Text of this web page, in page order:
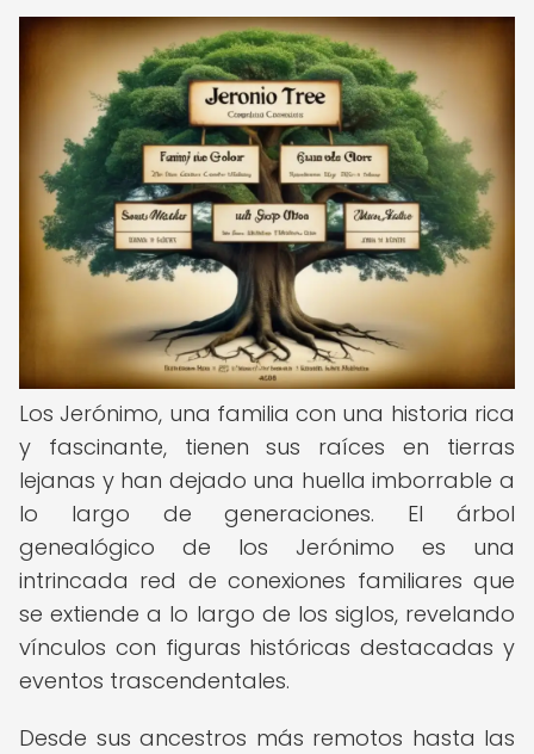
Los Jerónimo, una familia con una historia rica
y fascinante, tienen sus raíces en tierras
lejanas y han dejado una huella imborrable a
lo largo de generaciones. El árbol
genealógico de los Jerónimo es una
intrincada red de conexiones familiares que
se extiende a lo largo de los siglos, revelando
vínculos con figuras históricas destacadas y
eventos trascendentales.
Desde sus ancestros más remotos hasta las